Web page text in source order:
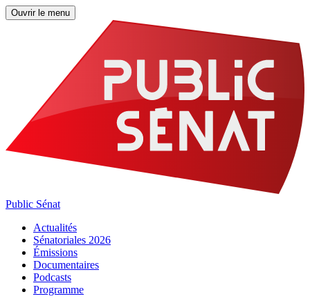
Ouvrir le menu
Public Sénat
Actualités
Sénatoriales 2026
Émissions
Documentaires
Podcasts
Programme